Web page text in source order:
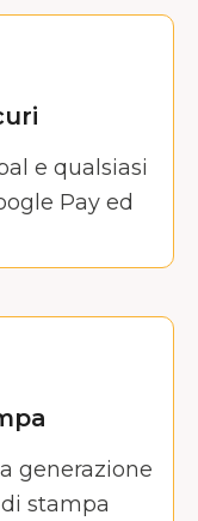
e qualsiasi
Pay ed
generazione
stampa